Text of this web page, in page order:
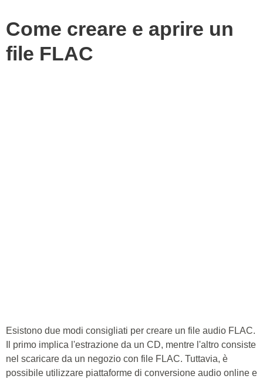
Come creare e aprire un
file FLAC
Esistono due modi consigliati per creare un file audio FLAC.
Il primo implica l'estrazione da un CD, mentre l'altro consiste
nel scaricare da un negozio con file FLAC. Tuttavia, è
possibile utilizzare piattaforme di conversione audio online e